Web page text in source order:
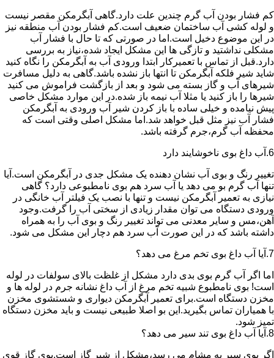
کم فشار بودن آب گرم چندین علت دارد.گاهی آبگرمکن مقصر نیست
و لوله کشی آب ساختمان ضعیف است.کم فشار بودن آب منطقه نیز
در این موضوع دخیل است.اما در صورتی که تا حال با فشار آب
مشکلی نداشتید و تازگی ها این مشکل ایجاد شده،نیاز به بررسی
دارد.قبل از تماس با تعمیرکار ابتدا ورودی آب به آبگرمکن را نگاه کنید
شاید شیر فلکه آبگرمکن تا انتها باز نشده باشد.گاهی به دلیل مسافرت
شیرهای آب و گاز بسته می شود و بعد از بازگشت فراموش می کنید
شیرها را باز کنید یا مثلا آب نیمه باز شده.در این موارد مشکل خاصی
پیش نیامده و خیلی ساده با باز کردن شیر آب ورودی به آبگرمکن
فشار آب نیز مثل قبل خواهد شد.اما مشکل اصلی وقتی است که
محفظه آب گرم،جرم گرفته باشد.
6.آب داغ بوی ناخوشایند دارد
تغییر رنگ و بوی آب نشان دهنده یک مشکل جدی در آبگرمکن است.آیا
تنها آب گرم بو می دهد یا آب سرد هم بوی نامطبوعی دارد؟ گاهی
نیازی به تعمیر آبگرمکن نیست و تنها با نصب یک فیلتر آب خانگی در
ورودی دستگاه می توان مقدار زیادی از سختی آب را گرفت.وجود
آهن،مس و سایر معدنی می تواند تغییر رنگ و بوی آب را به همراه
داشته باشد که در این صورت آب سرد هم دچار این مشکل می شود.
7.آیا آب داغ بوی تخم مرغ می دهد؟
اما اگر آب گرم بوی بدی دارد مشکل از غلظت بالای سولفات در لوله
است! بوی نامطبوع شبیه تخم مرغ از آب داغ نشانه جرم در لوله ها و
مخزن دستگاه است.برای تعمیر آبگرمکن دیواری و شستشوی مخزن
با همیاران تماس بگیرید.این بو اصلا طبیعی نیست و باید مخزن دستگاه
تمیز شود.
8.آیا آب داغ بوی تند سیر می دهد؟
اگر بوی سیر به مشام می رسد،مشکل از شیر گاز است.بوی گاز قوی